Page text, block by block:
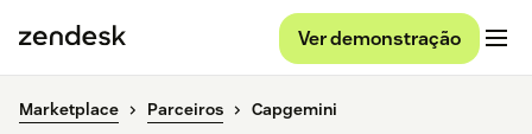
Ver demonstração
Marketplace Parceiros Capgemini